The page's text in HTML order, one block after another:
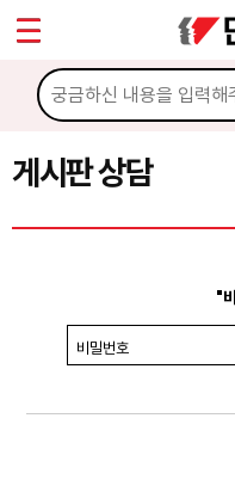
게시판 상담
"
비밀번호
마이페이지
소개
소식
노동상담
권리찾기수첩 검색
찾아보기